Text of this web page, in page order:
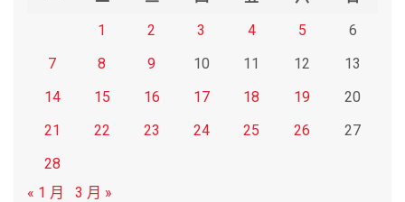
1
2 3 4 5
6
7
8 9 10 11 12
13
14
15 16 17 18 19
20
21
22 23 24 25 26
27
28
« 1 月
3 月 »